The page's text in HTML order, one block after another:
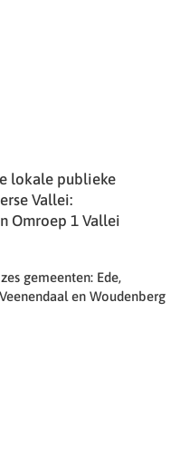
lokale publieke
Vallei:
Omroep 1 Vallei
gemeenten: Ede,
en Woudenberg